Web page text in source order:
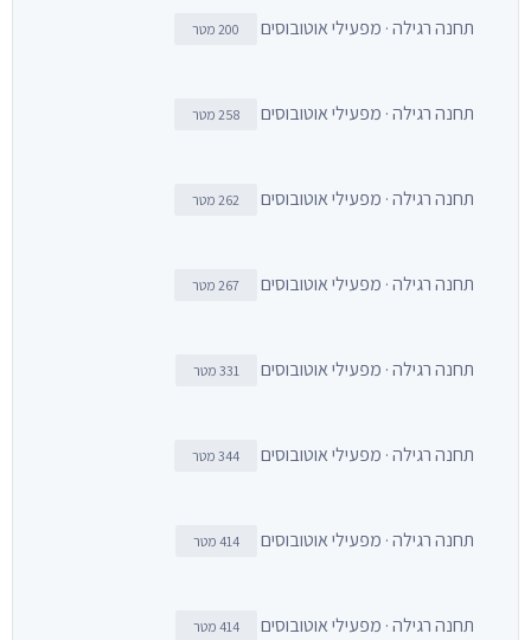
תחנה רגילה · מפעילי אוטובוסים 200 מטר
תחנה רגילה · מפעילי אוטובוסים 258 מטר
תחנה רגילה · מפעילי אוטובוסים 262 מטר
תחנה רגילה · מפעילי אוטובוסים 267 מטר
תחנה רגילה · מפעילי אוטובוסים 331 מטר
תחנה רגילה · מפעילי אוטובוסים 344 מטר
תחנה רגילה · מפעילי אוטובוסים 414 מטר
תחנה רגילה · מפעילי אוטובוסים 414 מטר